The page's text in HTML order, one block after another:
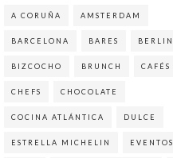
A CORUÑA AMSTERDAM
BARCELONA BARES BERLIN
BIZCOCHO BRUNCH CAFÉS
CHEFS CHOCOLATE
COCINA ATLÁNTICA DULCE
ESTRELLA MICHELIN EVENTOS